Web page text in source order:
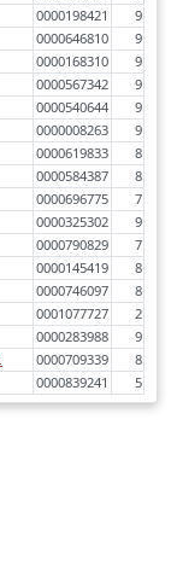
0000198421
9
0000646810
9
0000168310
9
0000567342
9
0000540644
9
0000008263
9
0000619833
8
0000584387
8
0000696775
7
0000325302
9
0000790829
7
0000145419
8
0000746097
8
0001077727
2
0000283988
9
0000709339
8
0000839241 5